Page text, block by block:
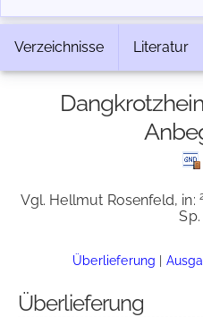
Verzeichnisse Literatur
Vgl. Hellmut Rosenfeld, in:
Sp.
Überlieferung |
Überlieferung